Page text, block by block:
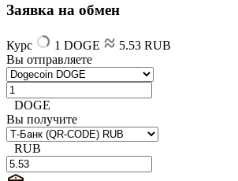
Заявка на обмен
Курс 1 DOGE
5.53 RUB
Вы отправляете
DOGE
Вы получите
RUB